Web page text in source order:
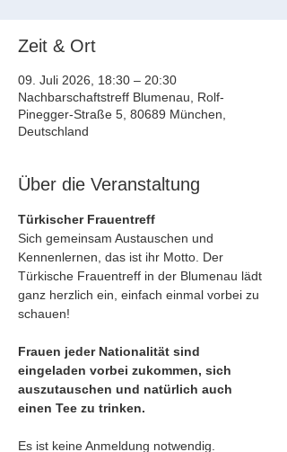
Zeit & Ort
09. Juli 2026, 18:30 – 20:30
Nachbarschaftstreff Blumenau, Rolf-
Pinegger-Straße 5, 80689 München,
Deutschland
Über die Veranstaltung
Türkischer Frauentreff
Sich gemeinsam Austauschen und
Kennenlernen, das ist ihr Motto. Der
Türkische Frauentreff in der Blumenau lädt
ganz herzlich ein, einfach einmal vorbei zu
schauen!
Frauen jeder Nationalität sind
eingeladen vorbei zukommen, sich
auszutauschen und natürlich auch
einen Tee zu trinken.
Es ist keine Anmeldung notwendig.